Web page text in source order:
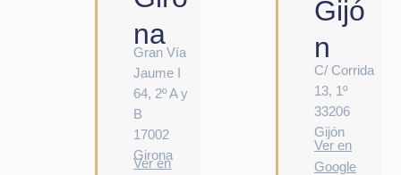
na
Gran Vía
Jaume I
64, 2º A y
B
17002
Girona
Ver en
Gijó
n
C/ Corrida
13, 1º
33206
Gijón
Ver en
Google